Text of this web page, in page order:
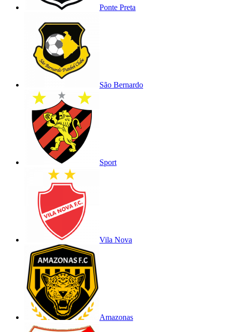
Ponte Preta
São Bernardo
Sport
Vila Nova
Amazonas